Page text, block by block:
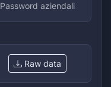
Password aziendali
Raw data